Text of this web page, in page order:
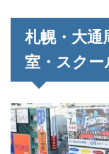
札幌・大通
室・スクー